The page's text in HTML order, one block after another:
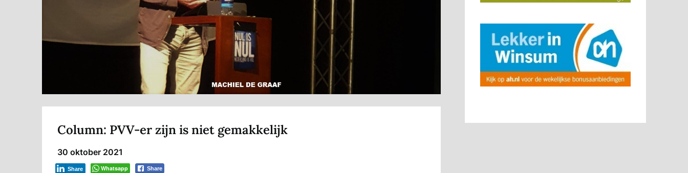
Column: PVV-er zijn is niet gemakkelijk
30 oktober 2021
Whatsapp Share
Share